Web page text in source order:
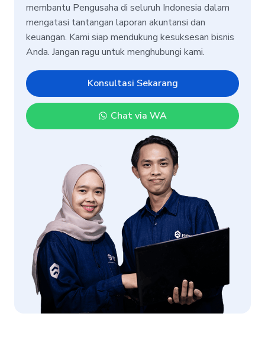
membantu Pengusaha di seluruh Indonesia dalam
mengatasi tantangan laporan akuntansi dan
keuangan. Kami siap mendukung kesuksesan bisnis
Anda. Jangan ragu untuk menghubungi kami.
Konsultasi Sekarang
Chat via WA